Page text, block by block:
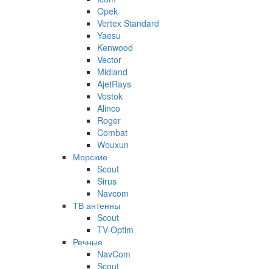
Opek
Vertex Standard
Yaesu
Kenwood
Vector
Midland
AjetRays
Vostok
Alinco
Roger
Combat
Wouxun
Морские
Scout
Sirus
Navcom
ТВ антенны
Scout
TV-Optim
Речные
NavCom
Scout